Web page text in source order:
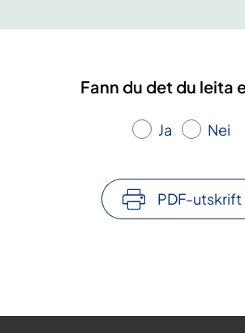
Fann du det du leita
Ja Nei
PDF-utskrift